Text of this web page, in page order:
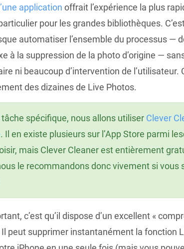
application offrait l’expérience la plus
pour les grandes bibliothèques.
automatiser l’ensemble du processus —
à la suppression de la photo d’origine —
ni beaucoup d’intervention de l’utilisateur.
des dizaines de Live Photos.
spécifique, nous allons utiliser Clever
. Il en existe plusieurs sur l’App Store parmi
mais Clever Cleaner est entièrement
le recommandons donc vivement si vous
c’est qu’il dispose d’un excellent «
peut supprimer instantanément la fonction